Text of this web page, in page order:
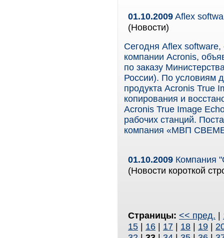
01.10.2009Aflex
(Новости)
Сегодня Aflex
компании Acronis,
по заказу
России). По условиям
продукта Acronis True
копирования и
Acronis True Image
рабочих станций.
компания «МВП
01.10.2009 Компания
(Новости короткой
Страницы: << пред. |
15 | 16 | 17 | 18 | 19 |